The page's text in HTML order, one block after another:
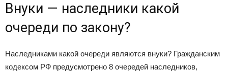
Внуки — наследники какой
очереди по закону?
Наследниками какой очереди являются внуки? Гражданским
кодексом РФ предусмотрено 8 очередей наследников,